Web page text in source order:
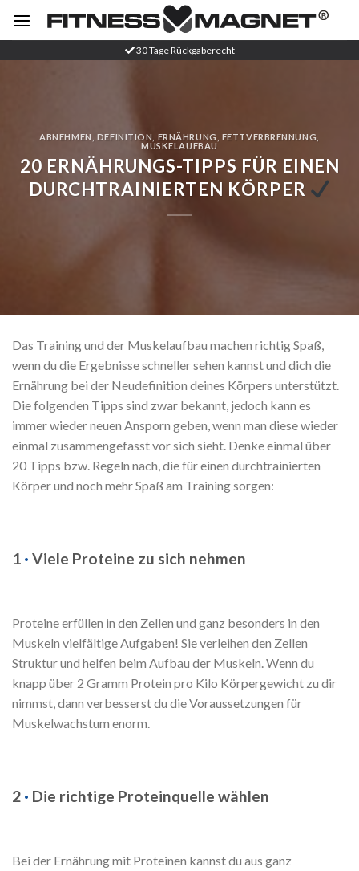
Inhalt
30 Tage Rückgaberecht
ABNEHMEN DEFINITION ERNÄHRUNG FETTVERBRENNUNG
MUSKELAUFBAU
20 ERNÄHRUNGS-TIPPS FÜR EINEN
DURCHTRAINIERTEN KÖRPER
Das Training und der Muskelaufbau machen richtig Spaß,
wenn du die Ergebnisse schneller sehen kannst und dich die
Ernährung bei der Neudefinition deines Körpers unterstützt.
Die folgenden Tipps sind zwar bekannt, jedoch kann es
immer wieder neuen Ansporn geben, wenn man diese wieder
einmal zusammengefasst vor sich sieht. Denke einmal über
20 Tipps bzw. Regeln nach, die für einen durchtrainierten
Körper und noch mehr Spaß am Training sorgen:
1 · Viele Proteine zu sich nehmen
Proteine erfüllen in den Zellen und ganz besonders in den
Muskeln vielfältige Aufgaben! Sie verleihen den Zellen
Struktur und helfen beim Aufbau der Muskeln. Wenn du
knapp über 2 Gramm Protein pro Kilo Körpergewicht zu dir
nimmst, dann verbesserst du die Voraussetzungen für
Muskelwachstum enorm.
2 · Die richtige Proteinquelle wählen
Bei der Ernährung mit Proteinen kannst du aus ganz